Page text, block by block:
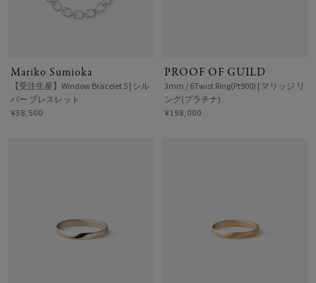
Mariko Sumioka
【受注生産】Window Bracelet S | シル
バー ブレスレット
¥38,500
PROOF OF GUILD
3mm / 6Twist Ring(Pt900) | マリッジ リ
ング(プラチナ)
¥198,000